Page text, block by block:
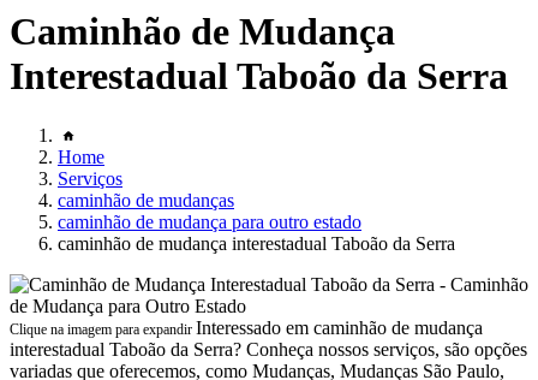
Caminhão de Mudança
Interestadual Taboão da Serra
Home
Serviços
caminhão de mudanças
caminhão de mudança para outro estado
caminhão de mudança interestadual Taboão da Serra
Clique na imagem para expandir Interessado em caminhão de mudança
interestadual Taboão da Serra? Conheça nossos serviços, são opções
variadas que oferecemos, como Mudanças, Mudanças São Paulo,